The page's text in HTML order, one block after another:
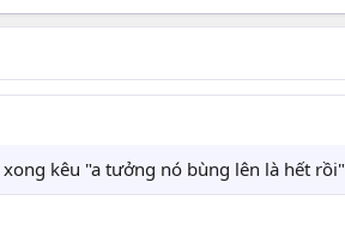
kêu "a tưởng nó bùng lên là hết rồi"